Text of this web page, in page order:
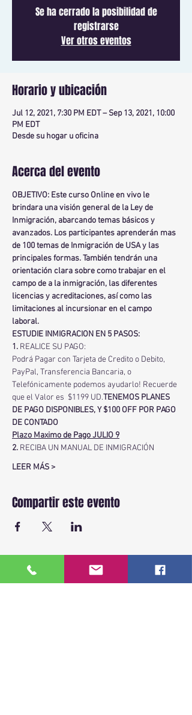
Se ha cerrado la posibilidad de
registrarse
Ver otros eventos
Horario y ubicación
Jul 12, 2021, 7:30 PM EDT – Sep 13, 2021, 10:00
PM EDT
Desde su hogar u oficina
Acerca del evento
OBJETIVO: Este curso Online en vivo le
brindara una visión general de la Ley de
Inmigración, abarcando temas básicos y
avanzados. Los participantes aprenderán mas
de 100 temas de Inmigración de USA y las
principales formas. También tendrán una
orientación clara sobre como trabajar en el
campo de a la inmigración, las diferentes
licencias y acreditaciones, así como las
limitaciones al incursionar en el campo
laboral.
ESTUDIE INMIGRACION EN 5 PASOS:
1. REALICE SU PAGO:
Podrá Pagar con Tarjeta de Credito o Debito,
PayPal, Transferencia Bancaria, o
Telefónicamente podemos ayudarlo! Recuerde
que el Valor es  $1199 UD.TENEMOS PLANES
DE PAGO DISPONIBLES, Y $100 OFF POR PAGO
DE CONTADO
Plazo Maximo de Pago JULIO 9
2. RECIBA UN MANUAL DE INMIGRACIÓN
LEER MÁS >
Compartir este evento
BACK TO TOP